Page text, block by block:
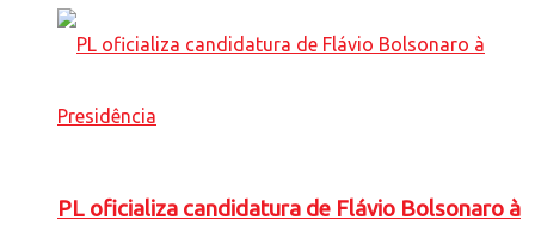
PL oficializa candidatura de Flávio Bolsonaro à